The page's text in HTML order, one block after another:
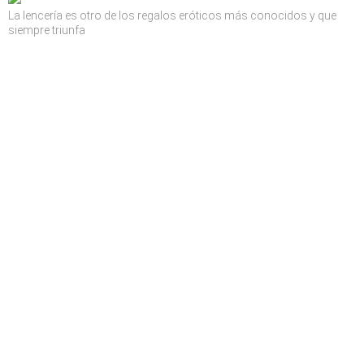
La lencería es otro de los regalos eróticos más conocidos y que
siempre triunfa